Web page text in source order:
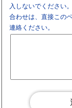
入しないでください
合わせは、直接この
連絡ください。